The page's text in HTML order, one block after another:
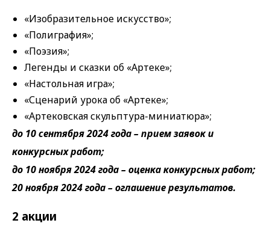
«Изобразительное искусство»;
«Полиграфия»;
«Поэзия»;
Легенды и сказки об «Артеке»;
«Настольная игра»;
«Сценарий урока об «Артеке»;
«Артековская скульптура-миниатюра»;
до 10 сентября 2024 года – прием заявок и
конкурсных работ;
до 10 ноября 2024 года – оценка конкурсных работ;
20 ноября 2024 года – оглашение результатов.
2 акции